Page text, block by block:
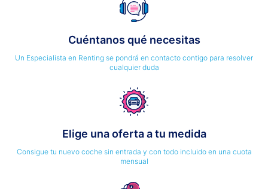
Cuéntanos qué necesitas
Un Especialista en Renting se pondrá en contacto contigo para resolver
cualquier duda
Elige una oferta a tu medida
Consigue tu nuevo coche sin entrada y con todo incluido en una cuota
mensual